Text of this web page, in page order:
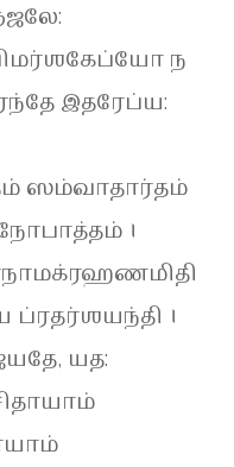
ந
இதரேப்ய:
ஸம்வாதார்தம்
।
।
யத: